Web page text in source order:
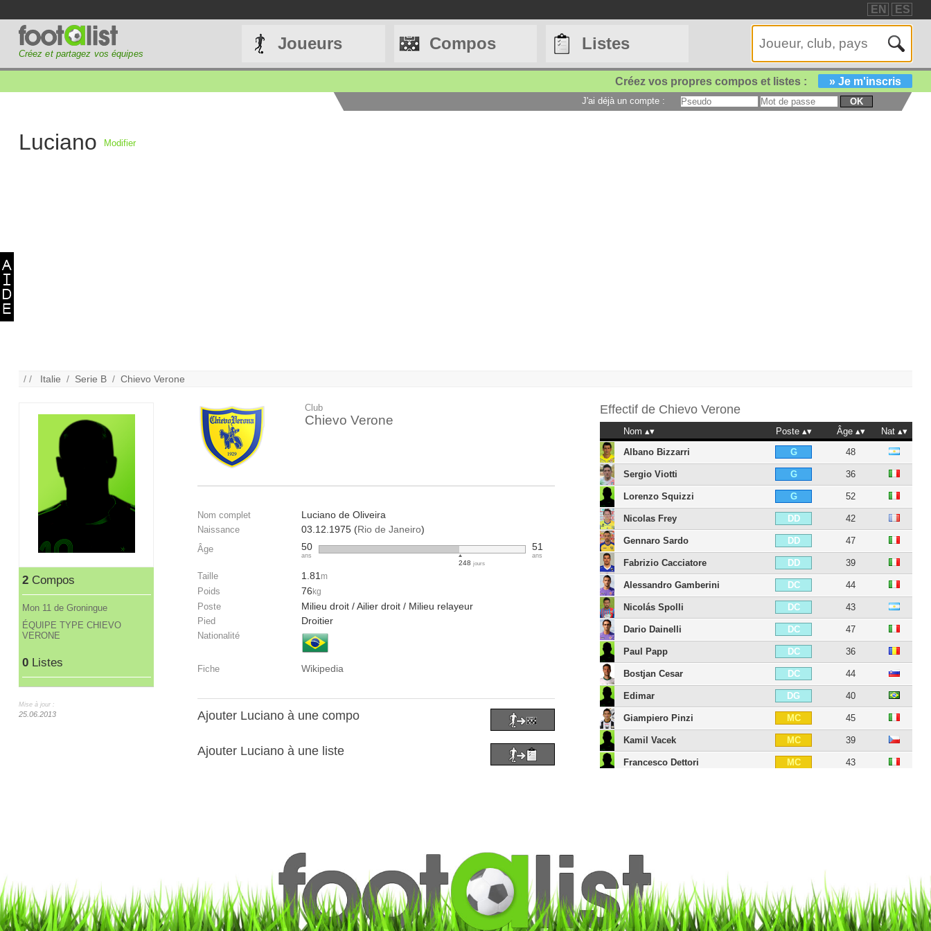
EN ES
Créez et partagez vos équipes
Joueurs Compos Listes
Créez vos propres compos et listes : » Je m'inscris
J'ai déjà un compte : OK
Luciano Modifier
/ / Italie / Serie B /Chievo Verone
2Compos
Mon 11 de Groningue
ÉQUIPE TYPE CHIEVO
VERONE
0Listes
Mise à jour :
25.06.2013
Club
Chievo Verone
Nom complet Luciano de Oliveira
Naissance 03.12.1975 (Rio de Janeiro)
Âge 50
ans
248jours
51
ans
Taille 1.81m
Poids 76 kg
Poste Milieu droit / Ailier droit / Milieu relayeur
Pied Droitier
Nationalité
Fiche Wikipedia
Ajouter Luciano à une compo
Ajouter Luciano à une liste
Effectif de Chievo Verone
Nom Poste Âge
Nat
Albano Bizzarri
G 48
Sergio Viotti G 36
Lorenzo Squizzi G 52
Nicolas Frey DD 42
Gennaro Sardo DD 47
Fabrizio Cacciatore DD 39
Alessandro Gamberini DC 44
Nicolás Spolli DC 43
Dario Dainelli DC 47
Paul Papp DC 36
Bostjan Cesar DC 44
Edimar DG 40
Giampiero Pinzi MC 45
Kamil Vacek MC 39
Francesco Dettori MC 43
Gianluca Gaudino
Paul-José M'Poku MG 34
Perparim Hetemaj MG 39